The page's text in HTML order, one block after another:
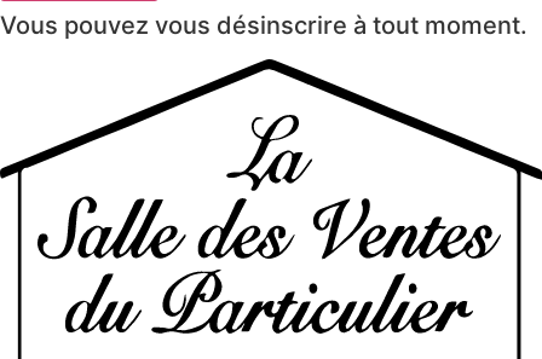
Vous pouvez vous désinscrire à tout moment.